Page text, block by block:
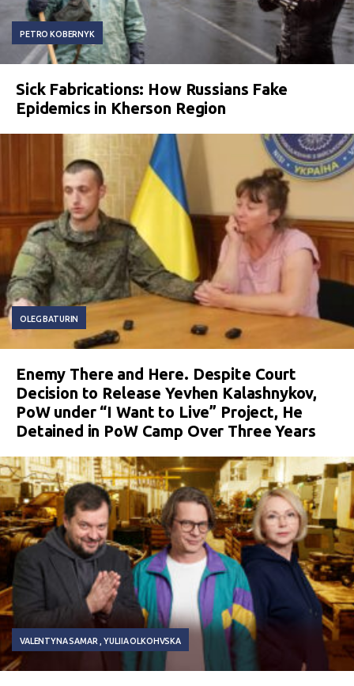
PETRO KOBERNYK
Sick Fabrications: How Russians Fake
Epidemics in Kherson Region
OLEG BATURIN
Enemy There and Here. Despite Court
Decision to Release Yevhen Kalashnykov,
PoW under “I Want to Live” Project, He
Detained in PoW Camp Over Three Years
VALENTYNA SAMAR YULIIA OLKOHVSKA